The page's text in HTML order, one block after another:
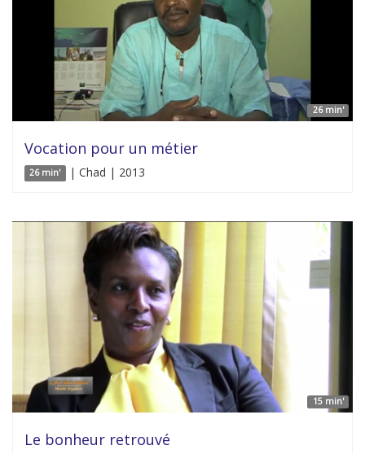
26 min'
Vocation pour un métier
26 min' | Chad | 2013
15 min'
Le bonheur retrouvé